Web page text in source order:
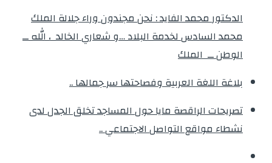
الدكتور محمد الفايد : نحن مجندون وراء جلالة الملك
محمد السادس لخدمة البلاد …و شعاري الخالد ، الله ــ
الوطن ــ الملك
بلاغة اللغة العربية وفصاحتها سر جمالها ..
تصريحات الراقصة مايا حول المساجد تخلق الجدل لدى
نشطاء مواقع التواصل الاجتماعي ..